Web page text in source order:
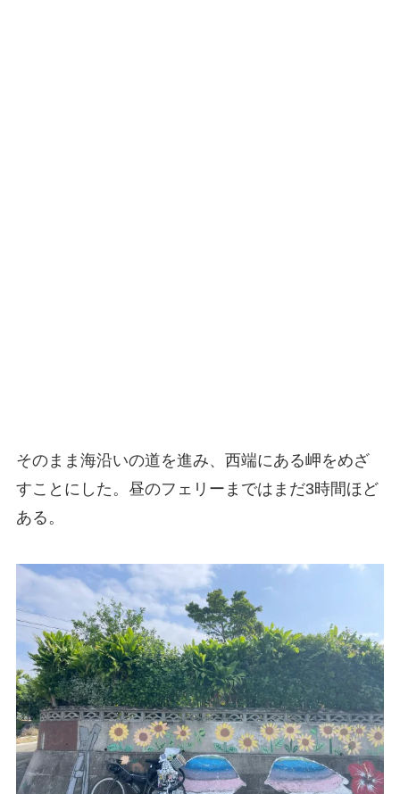
そのまま海沿いの道を進み、西端にある岬をめざ
すことにした。昼のフェリーまではまだ3時間ほど
ある。